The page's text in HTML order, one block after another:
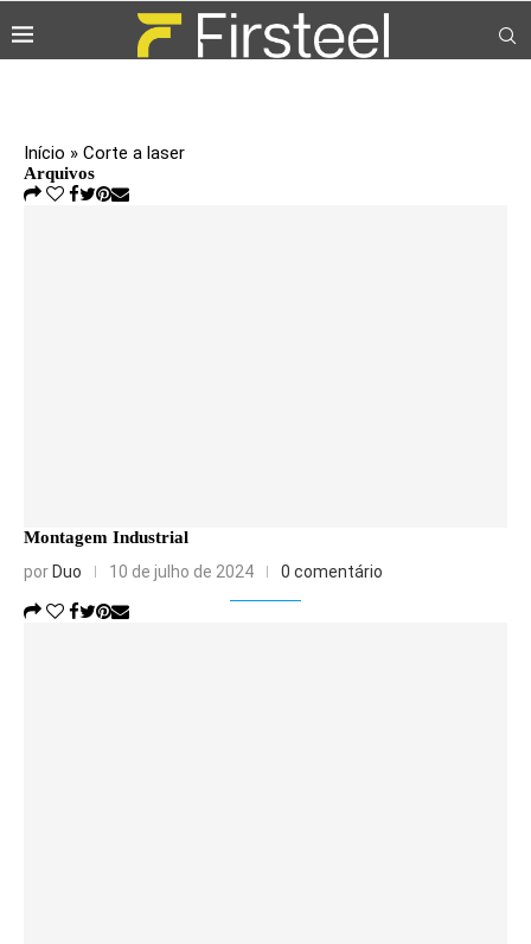
Início » Corte a laser
Arquivos
Montagem Industrial
por Duo 10 de julho de 2024 0 comentário